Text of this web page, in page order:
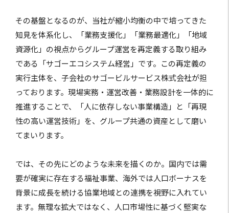
その基盤となるのが、当社が縮小均衡の中で培ってきた
知見を体系化し、「業務支援化」「業務最適化」「地域
資源化」の視点からグループ運営を再定義する取り組み
である「サゴーエコシステム経営」です。この再定義の
実行主体を、子会社のサゴービルサービス株式会社が担
っております。現場実務・運営改善・業務設計を一体的に
推進することで、「人に依存しない事業構造」と「再現
性の高い運営技術」を、グループ共通の資産として磨い
てまいります。
では、その先にどのような未来を描くのか。国内では需
要が確実に存在する福祉事業、海外では人口ボーナスを
背景に成長を続ける協業地域との連携を視野に入れてい
ます。無理な拡大ではなく、人口市場性に基づく堅実な